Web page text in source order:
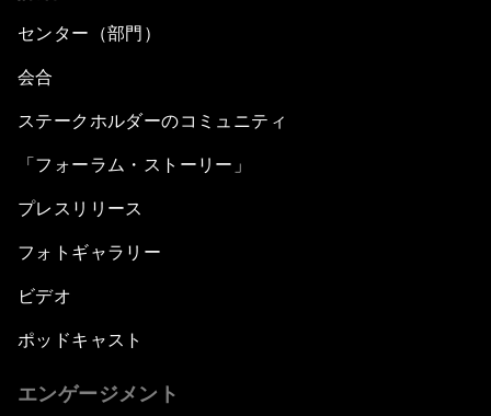
センター（部門）
会合
ステークホルダーのコミュニティ
「フォーラム・ストーリー」
プレスリリース
フォトギャラリー
ビデオ
ポッドキャスト
エンゲージメント